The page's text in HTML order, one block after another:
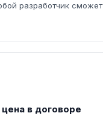
разработчик сможет
в договоре